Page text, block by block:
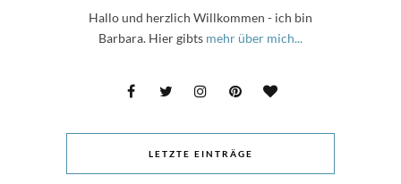
Hallo und herzlich Willkommen - ich bin
Barbara. Hier gibts mehr über mich...
LETZTE EINTRÄGE